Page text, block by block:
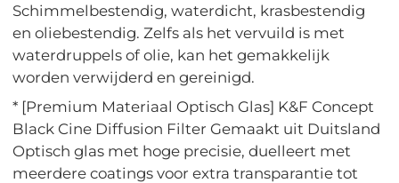
Schimmelbestendig, waterdicht, krasbestendig
en oliebestendig. Zelfs als het vervuild is met
waterdruppels of olie, kan het gemakkelijk
worden verwijderd en gereinigd.
* [Premium Materiaal Optisch Glas] K&F Concept
Black Cine Diffusion Filter Gemaakt uit Duitsland
Optisch glas met hoge precisie, duelleert met
meerdere coatings voor extra transparantie tot